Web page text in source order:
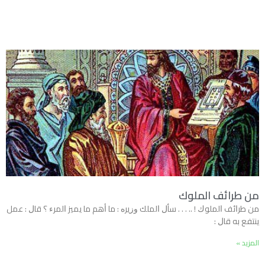
من طرائف الملوك
ﻣﻦ ﻃﺮﺍﺋﻒ ﺍﻟﻤﻠﻮﻙ ! .. . . . ﺳﺄﻝ ﺍﻟﻤﻠﻚ ﻭﺯﻳﺮﻩ : ﻣﺎ ﺃﻫﻢ ﻣﺎ ﻳﻤﻴﺰ ﺍﻟﻤﺮﺀ ؟ ﻗﺎﻝ : ﻋﻤﻞ
ﻳﻨﺘﻔﻊ ﺑﻪ ﻗﺎﻝ :
المزيد »